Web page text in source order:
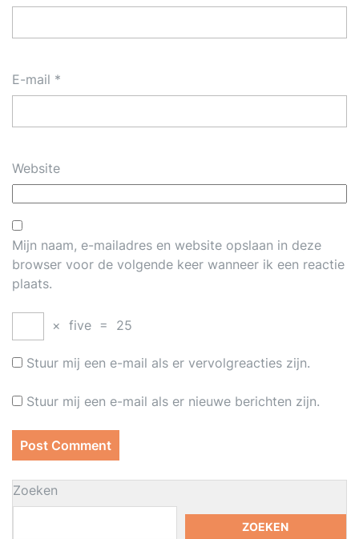
E-mail *
Website
Mijn naam, e-mailadres en website opslaan in deze
browser voor de volgende keer wanneer ik een reactie
plaats.
× five = 25
Stuur mij een e-mail als er vervolgreacties zijn.
Stuur mij een e-mail als er nieuwe berichten zijn.
Zoeken
ZOEKEN